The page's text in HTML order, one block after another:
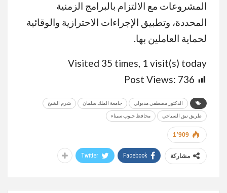
المشروعات مع الالتزام بالبرامج الزمنية
المحددة، وتطبيق الإجراءات الاحترازية والوقائية
لحماية العاملين بها.
Visited 35 times, 1 visit(s) today
Post Views: 736
الدكتور مصطفي مدبولي جامعة الملك سلمان شرم الشيخ
طريق نبق السياحي محافظ جنوب سيناء
1٬909
مشاركة Facebook
Twitter